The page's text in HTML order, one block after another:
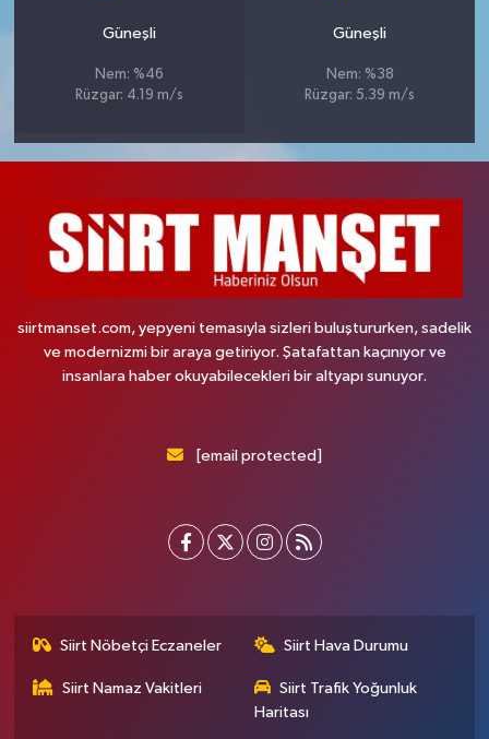
Güneşli
Nem: %46
Rüzgar: 4.19 m/s
Güneşli
Nem: %38
Rüzgar: 5.39 m/s
siirtmanset.com, yepyeni temasıyla sizleri buluştururken, sadelik
ve modernizmi bir araya getiriyor. Şatafattan kaçınıyor ve
insanlara haber okuyabilecekleri bir altyapı sunuyor.
[email protected]
Siirt Nöbetçi Eczaneler Siirt Hava Durumu
Siirt Namaz Vakitleri
Siirt Trafik Yoğunluk
Haritası